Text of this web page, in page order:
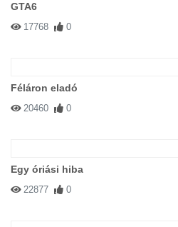
GTA6
17768 0
Féláron eladó
20460 0
Egy óriási hiba
22877 0